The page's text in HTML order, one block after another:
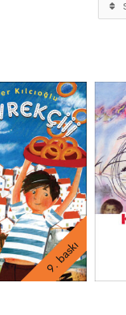
9. baskı